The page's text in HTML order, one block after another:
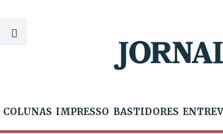
COLUNAS IMPRESSO BASTIDORES